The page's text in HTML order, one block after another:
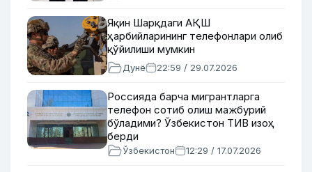
Яқин Шарқдаги АҚШ
ҳарбийларининг телефонлари олиб
қўйилиши мумкин
Дунё 22:59 / 29.07.2026
Россияда барча мигрантларга
телефон сотиб олиш мажбурий
бўладими? Ўзбекистон ТИВ изоҳ
берди
Ўзбекистон 12:29 / 17.07.2026